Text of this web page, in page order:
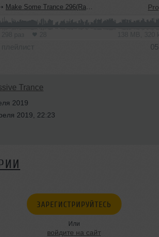
➝ Make Some Trance 296(Radio_Show)
Trance
2019
2019, 22:23
ЗАРЕГИСТРИРУЙТЕСЬ
Или
войдите на сайт